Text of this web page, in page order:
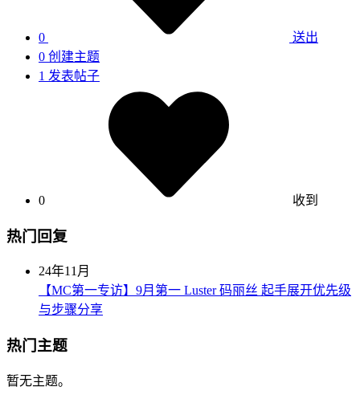
0
送出
0 创建主题
1 发表帖子
0 收到
热门回复
24年11月
【MC第一专访】9月第一 Luster 码丽丝 起手展开优先级
与步骤分享
热门主题
暂无主题。